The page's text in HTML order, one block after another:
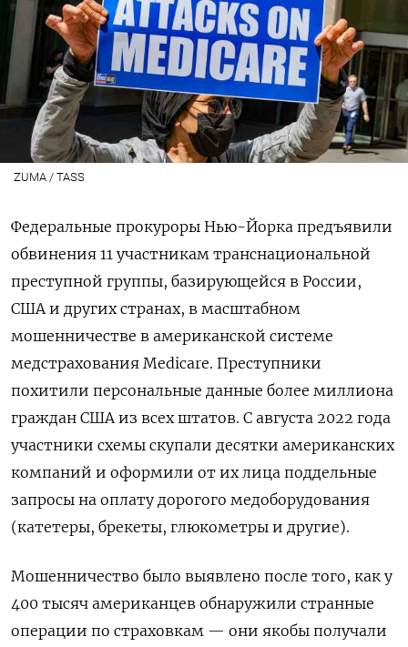
ZUMA / TASS
Федеральные прокуроры Нью-Йорка предъявили
обвинения 11 участникам транснациональной
преступной группы, базирующейся в России,
США и других странах, в масштабном
мошенничестве в американской системе
медстрахования Medicare. Преступники
похитили персональные данные более миллиона
граждан США из всех штатов. С августа 2022 года
участники схемы скупали десятки американских
компаний и оформили от их лица поддельные
запросы на оплату дорогого медоборудования
(катетеры, брекеты, глюкометры и другие).
Мошенничество было выявлено после того, как у
400 тысяч американцев обнаружили странные
операции по страховкам — они якобы получали